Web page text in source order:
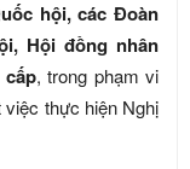
hội, các Đoàn
Hội đồng nhân
, trong phạm vi
thực hiện Nghị